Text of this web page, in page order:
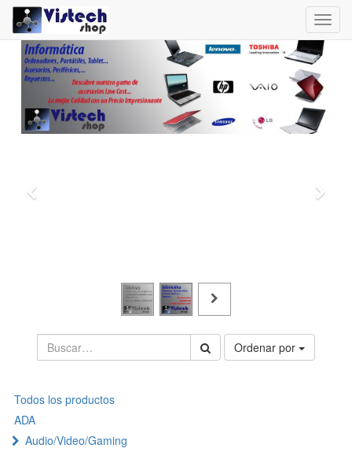
Ordenar por
Todos los productos
ADA
Audio/Video/Gaming